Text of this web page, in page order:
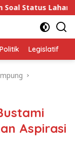
Wagub
Politik Legislatif
Aspirasi